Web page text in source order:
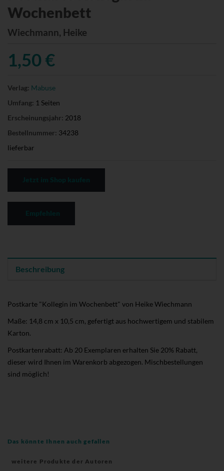
Wochenbett
Wiechmann, Heike
1,50 €
Verlag: Mabuse
Umfang: 1 Seiten
Erscheinungsjahr: 2018
Bestellnummer: 34238
lieferbar
Beschreibung
Postkarte "Kollegin im Wochenbett" von Heike Wiechmann
Maße: 14,8 cm x 10,5 cm, gefertigt aus hochwertigem und stabilem
Karton.
Postkartenrabatt: Ab 20 Exemplaren erhalten Sie 20% Rabatt,
dieser wird Ihnen im Warenkorb abgezogen. Mischbestellungen
sind möglich!
Das könnte Ihnen auch gefallen
weitere Produkte der Autoren